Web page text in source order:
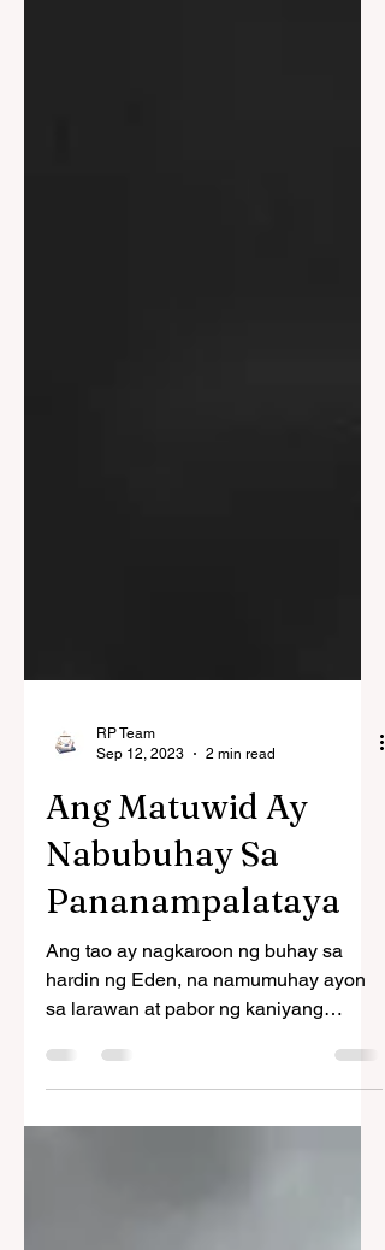
RP Team
Sep 12, 2023
2 min read
Ang Matuwid Ay
Nabubuhay Sa
Pananampalataya
hardin ng Eden, na namumuhay ayon
sa larawan at pabor ng kaniyang
Maylalang, ngunit pagkatapos ng...